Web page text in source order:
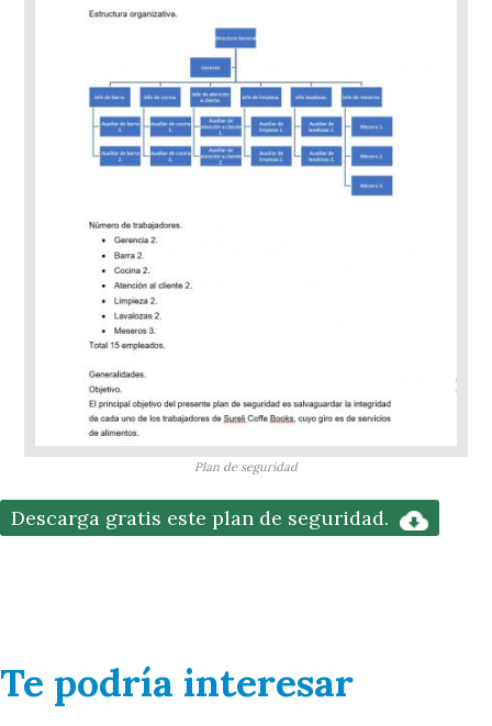
Plan de seguridad
Descarga gratis este plan de seguridad.
Te podría interesar